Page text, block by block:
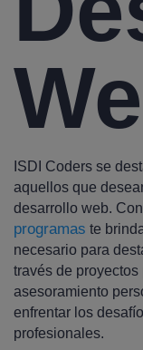
ISDI Coders se
aquellos que
desarrollo web.
programas te
necesario para
través de
asesoramiento
enfrentar los
profesionales.